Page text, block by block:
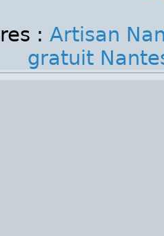
: Artisan
gratuit